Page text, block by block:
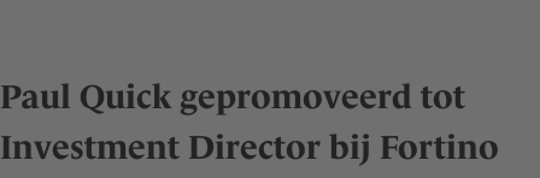
Paul Quick gepromoveerd tot
Investment Director bij Fortino